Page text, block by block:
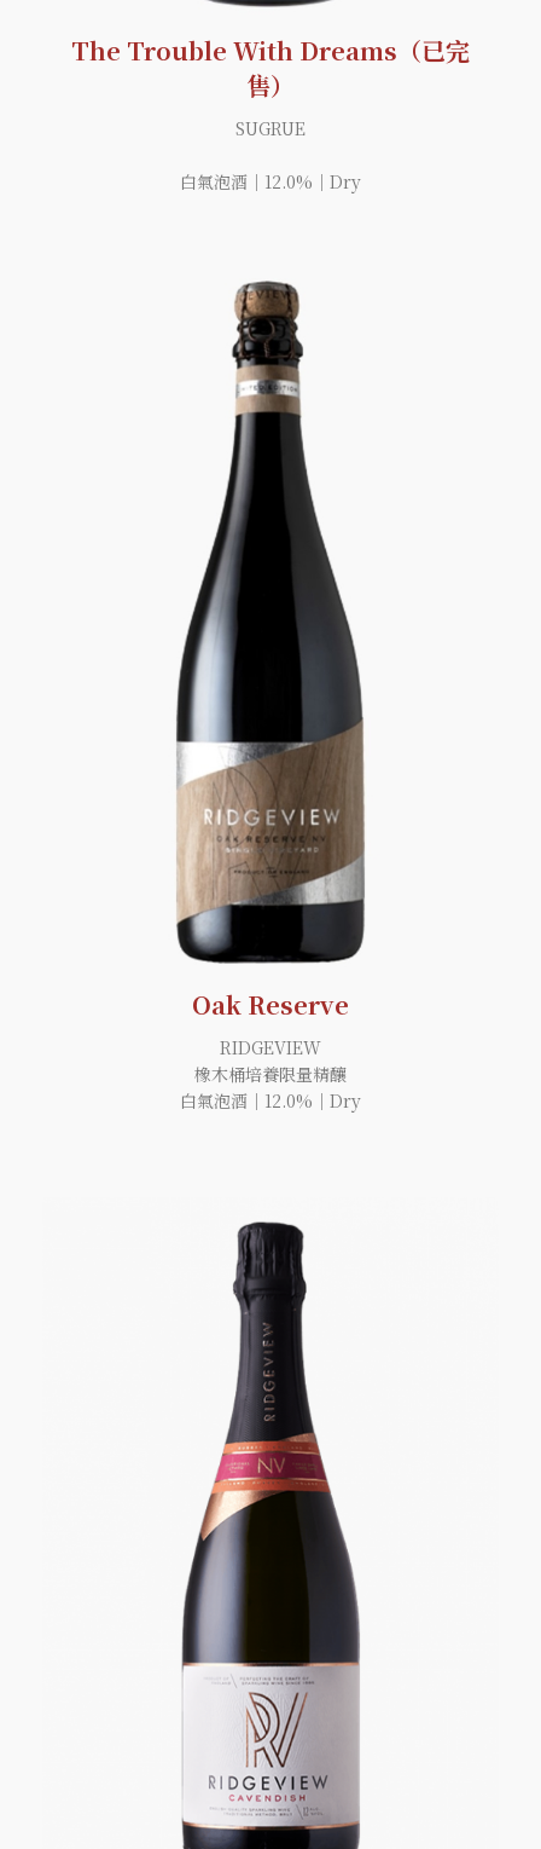
The Trouble With Dreams（已完
售）
SUGRUE
白氣泡酒｜12.0%｜Dry
Oak Reserve
RIDGEVIEW
橡木桶培養限量精釀
白氣泡酒｜12.0%｜Dry